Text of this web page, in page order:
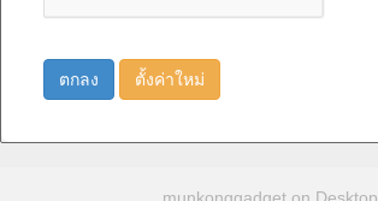
ตกลง ตั้งค่าใหม่